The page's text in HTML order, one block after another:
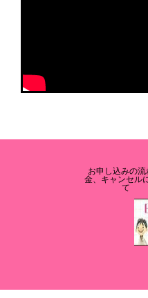
お申し込みの流
金、キャンセル
て